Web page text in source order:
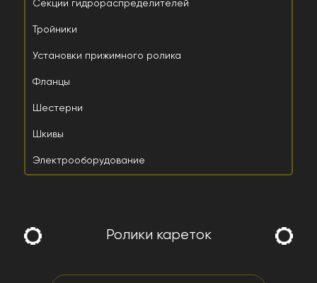
Секции гидрораспределителей
Тройники
Установки прижимного ролика
Фланцы
Шестерни
Шкивы
Электрооборудование
Ролики кареток